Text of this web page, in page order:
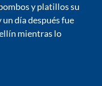
y platillos su
día después fue
mientras lo